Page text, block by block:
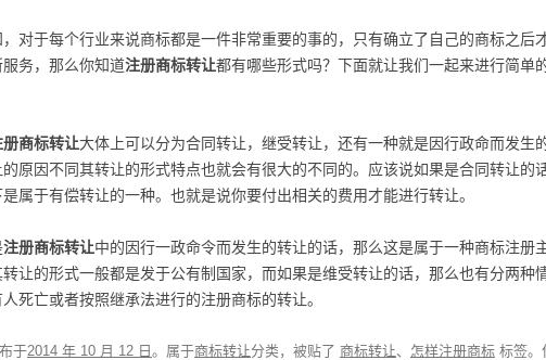
，对于每个行业来说商标都是一件非常重要的事的，只有确立了自己的商标之后
服务，那么你知道注册商标转让都有哪些形式吗？下面就让我们一起来进行简单
册商标转让大体上可以分为合同转让，继受转让，还有一种就是因行政命而发生
原因不同其转让的形式特点也就会有很大的不同的。应该说如果是合同转让的
属于有偿转让的一种。也就是说你要付出相关的费用才能进行转让。
注册商标转让中的因行一政命令而发生的转让的话，那么这是属于一种商标注册
转让的形式一般都是发于公有制国家，而如果是维受转让的话，那么也有分两种
死亡或者按照继承法进行的注册商标的转让。
于2014 年 10 月 12 日 。属于商标转让分类，被贴了 商标转让、 怎样注册商标 标签。